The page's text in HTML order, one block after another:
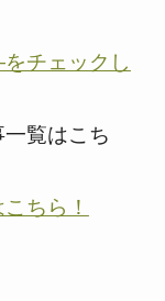
チェックし
覧はこち
ちら！